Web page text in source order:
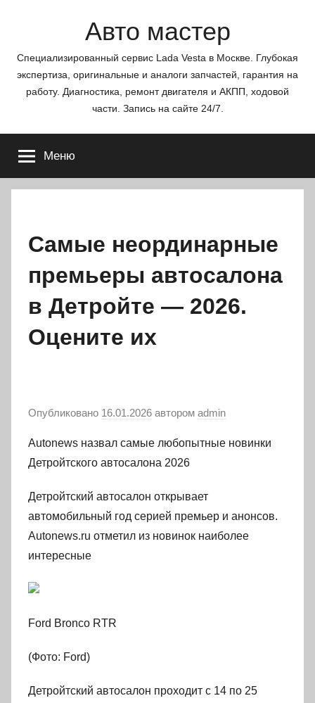
Авто мастер
Специализированный сервис Lada Vesta в Москве. Глубокая
экспертиза, оригинальные и аналоги запчастей, гарантия на
работу. Диагностика, ремонт двигателя и АКПП, ходовой
части. Запись на сайте 24/7.
Меню
Самые неординарные
премьеры автосалона
в Детройте — 2026.
Оцените их
Опубликовано 16.01.2026 автором admin
Autonews назвал самые любопытные новинки
Детройтского автосалона 2026
Детройтский автосалон открывает
автомобильный год серией премьер и анонсов.
Autonews.ru отметил из новинок наиболее
интересные
Ford Bronco RTR
(Фото: Ford)
Детройтский автосалон проходит с 14 по 25